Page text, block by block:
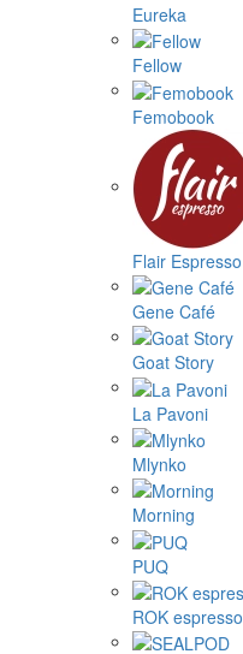
Eureka
Fellow
Femobook
Flair Espresso
Gene Café
Goat Story
La Pavoni
Mlynko
Morning
PUQ
ROK espresso